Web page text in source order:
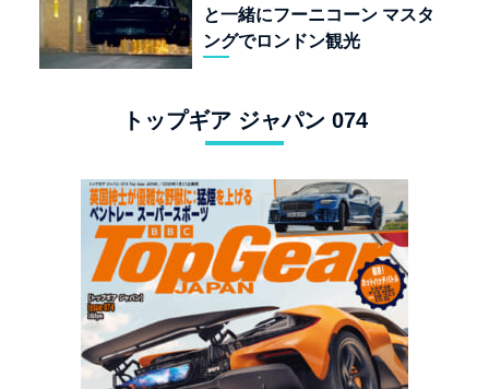
と一緒にフーニコーン マスタ
ングでロンドン観光
トップギア ジャパン 074